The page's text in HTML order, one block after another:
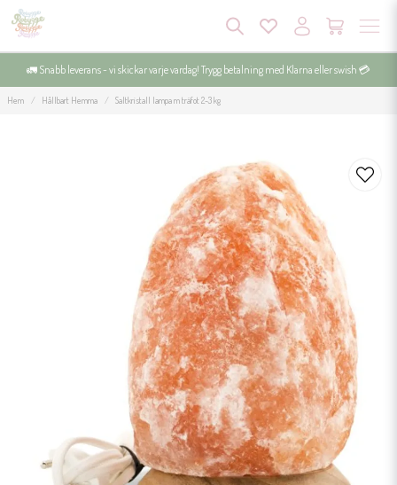
🚛 Snabb leverans - vi skickar varje vardag! Trygg betalning med Klarna eller swish 💳
Hem Hållbart Hemma Saltkristall lampa m träfot 2-3 kg